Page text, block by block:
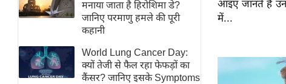
हॉलीवुड
फिल्म समीक्षा
News
लाइफस्टाइल
मनाया जाता है हिरोशिमा डे?
जानिए परमाणु हमले की पूरी
कहानी
World Lung Cancer Day:
क्यों तेजी से फैल रहा फेफड़ों का
कैंसर? जानिए इसके Symptoms
आइए जानते हैं
में...